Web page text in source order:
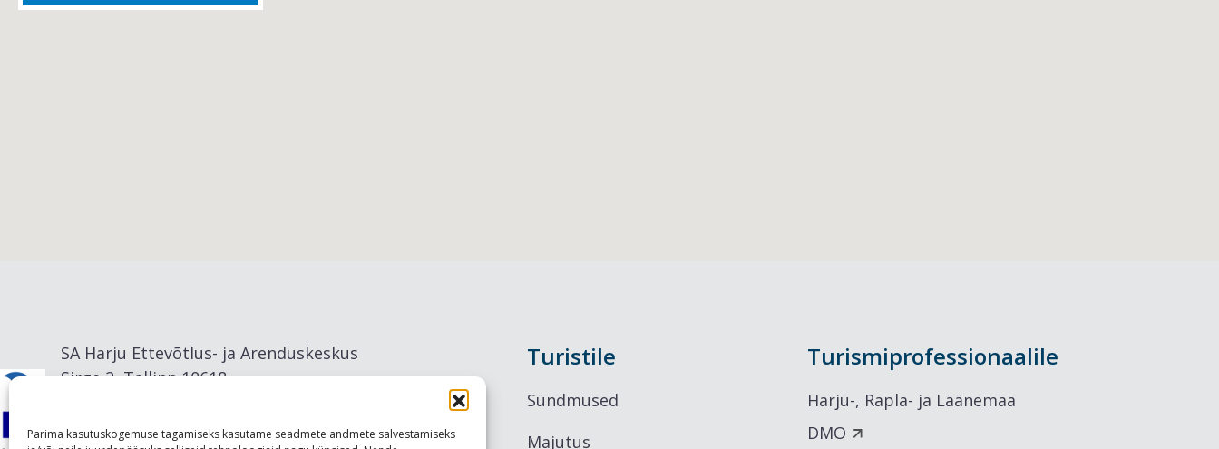
Parima kasutuskogemuse tagamiseks kasutame seadmete andmete salvestamiseks
SA Harju Ettevõtlus- ja Arenduskeskus
Sirge 2, Tallinn 10618
Turistile
Sündmused
Majutus
Turismiprofessionaalile
Harju-, Rapla- ja Läänemaa
DMO